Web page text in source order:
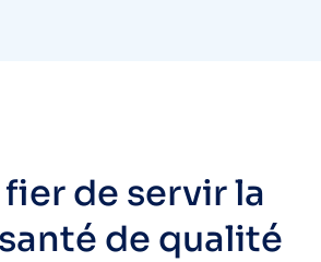
de servir la
de qualité